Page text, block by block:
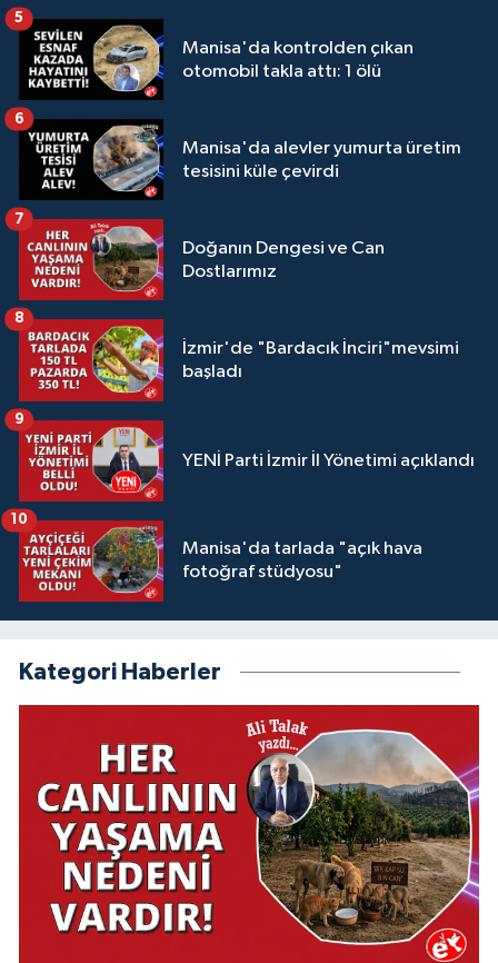
Manisa'da kontrolden çıkan
otomobil takla attı: 1 ölü
5
Manisa'da alevler yumurta üretim
tesisini küle çevirdi
6
Doğanın Dengesi ve Can
Dostlarımız
7
İzmir'de "Bardacık İnciri"mevsimi
başladı
8
YENİ Parti İzmir İl Yönetimi açıklandı
9
Manisa'da tarlada "açık hava
fotoğraf stüdyosu"
10
Kategori Haberler